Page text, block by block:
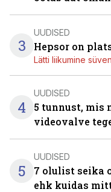
3
UUDISED
Hepsor on
Lätti liikumine
4
UUDISED
5 tunnust, mis
videovalve
5
UUDISED
7 olulist seika
ehk kuidas